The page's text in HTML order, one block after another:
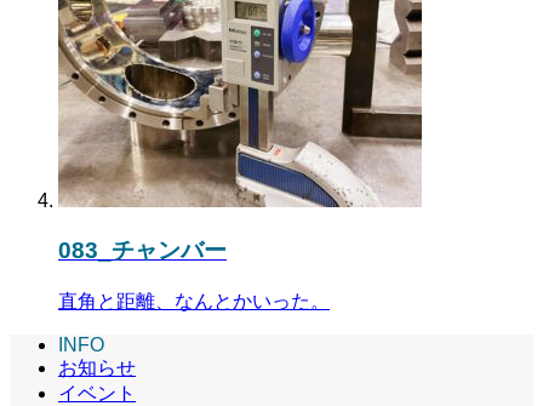
083_チャンバー
直角と距離、なんとかいった。
INFO
お知らせ
イベント